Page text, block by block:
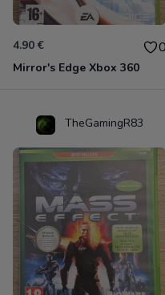
4.90 € 0
Mirror's Edge Xbox 360
TheGamingR83